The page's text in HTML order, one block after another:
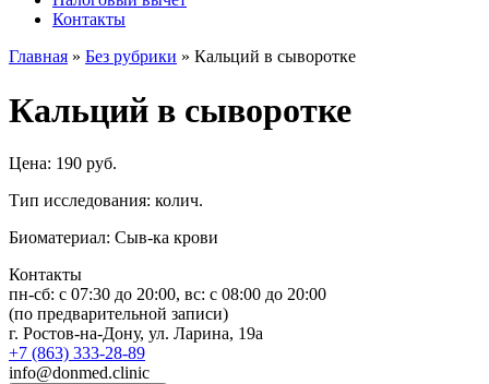
Контакты
Главная » Без рубрики » Кальций в сыворотке
Кальций в сыворотке
Цена: 190 руб.
Тип исследования: колич.
Биоматериал: Сыв-ка крови
Контакты
пн-сб: c 07:30 до 20:00, вс: с 08:00 до 20:00
(по предварительной записи)
г. Ростов-на-Дону, ул. Ларина, 19а
+7 (863) 333-28-89
info@donmed.clinic